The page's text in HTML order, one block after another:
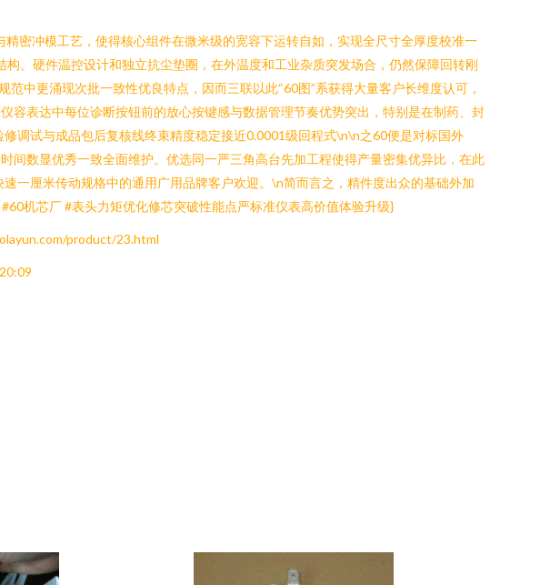
密冲模工艺，使得核心组件在微米级的宽容下运转自如，实现全尺寸全厚度校准一
。硬件温控设计和独立抗尘垫圈，在外温度和工业杂质突发场合，仍然保障回转刚
中更涌现次批一致性优良特点，因而三联以此“60图”系获得大量客户长维度认可，
表达中每位诊断按钮前的放心按键感与数据管理节奏优势突出，特别是在制药、封
调试与成品包后复核线终束精度稳定接近0.0001级回程式\n\n之60便是对标国外
数显优秀一致全面维护。优选同一严三角高台先加工程使得产量密集优异比，在此
一厘米传动规格中的通用广用品牌客户欢迎。\n简而言之，精件度出众的基础外加
机芯厂 #表头力矩优化修芯突破性能点严标准仪表高价值体验升级}
product/23.html